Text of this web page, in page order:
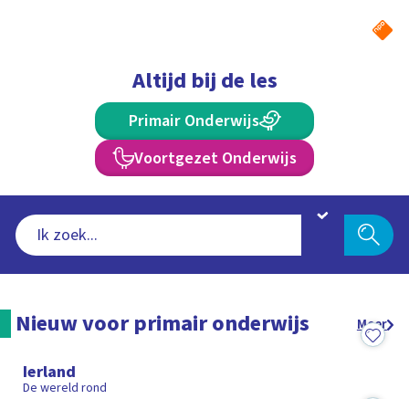
Altijd bij de les
Primair Onderwijs
Voortgezet Onderwijs
Nieuw voor primair onderwijs Meer
Ierland
De wereld rond